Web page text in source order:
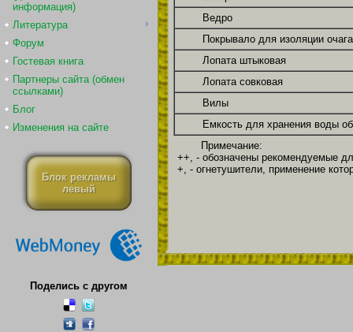
информация)
Литература
Форум
Гостевая книга
Партнеры сайта (обмен
ссылками)
Блог
Изменения на сайте
Блок рекламы
левый
Поделись с другом
Ведро
Покрывало для изоляции
Лопата штыковая
Лопата совковая
Вилы
Емкость для хранения воды
Примечание:
++, - обозначены рекомендуемые
+, - огнетушители, применение